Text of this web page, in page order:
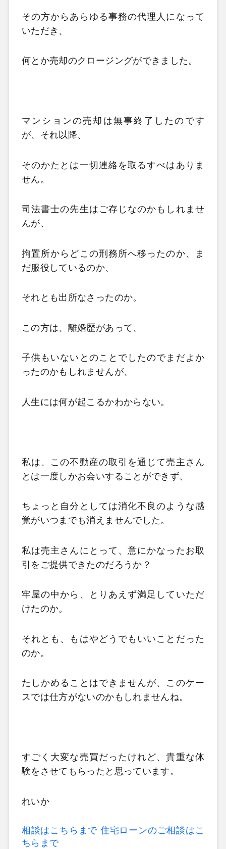
その方からあらゆる事務の代理人になって
いただき、
何とか売却のクロージングができました。
マンションの売却は無事終了したのです
が、それ以降、
そのかたとは一切連絡を取るすべはありま
せん。
司法書士の先生はご存じなのかもしれませ
んが、
拘置所からどこの刑務所へ移ったのか、ま
だ服役しているのか、
それとも出所なさったのか。
この方は、離婚歴があって、
子供もいないとのことでしたのでまだよか
ったのかもしれませんが、
人生には何が起こるかわからない。
私は、この不動産の取引を通じて売主さん
とは一度しかお会いすることができず、
ちょっと自分としては消化不良のような感
覚がいつまでも消えませんでした。
私は売主さんにとって、意にかなったお取
引をご提供できたのだろうか？
牢屋の中から、とりあえず満足していただ
けたのか。
それとも、もはやどうでもいいことだった
のか。
たしかめることはできませんが、このケー
スでは仕方がないのかもしれませんね。
すごく大変な売買だったけれど、貴重な体
験をさせてもらったと思っています。
れいか
相談はこちらまで 住宅ローンのご相談はこ
ちらまで